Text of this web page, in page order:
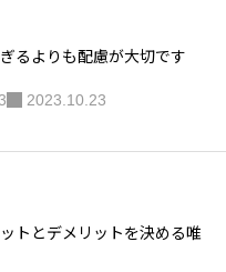
るよりも配慮が大切です
2023.10.23
トとデメリットを決める唯